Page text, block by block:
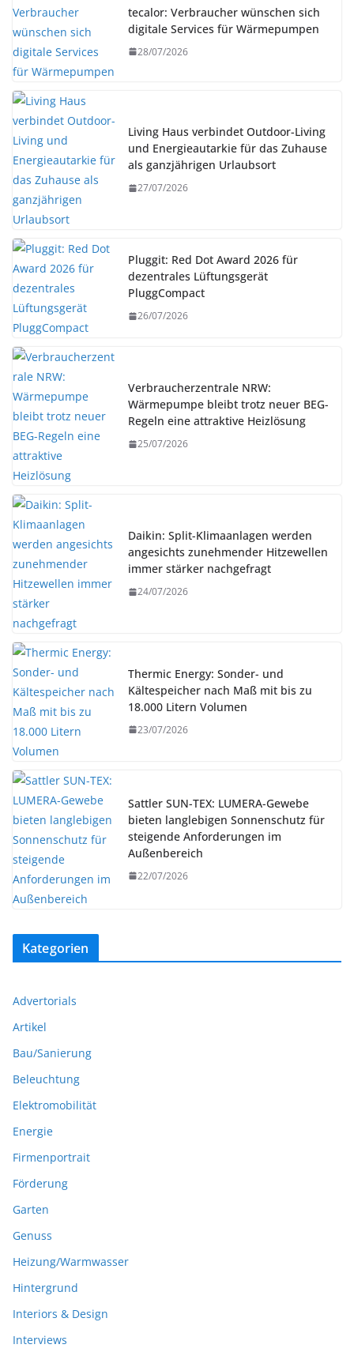
tecalor: Verbraucher wünschen sich
digitale Services für Wärmepumpen
28/07/2026
Living Haus verbindet Outdoor-Living
und Energieautarkie für das Zuhause
als ganzjährigen Urlaubsort
27/07/2026
Pluggit: Red Dot Award 2026 für
dezentrales Lüftungsgerät
PluggCompact
26/07/2026
Verbraucherzentrale NRW:
Wärmepumpe bleibt trotz neuer BEG-
Regeln eine attraktive Heizlösung
25/07/2026
Daikin: Split-Klimaanlagen werden
angesichts zunehmender Hitzewellen
immer stärker nachgefragt
24/07/2026
Thermic Energy: Sonder- und
Kältespeicher nach Maß mit bis zu
18.000 Litern Volumen
23/07/2026
Sattler SUN-TEX: LUMERA-Gewebe
bieten langlebigen Sonnenschutz für
steigende Anforderungen im
Außenbereich
22/07/2026
Kategorien
Advertorials
Artikel
Bau/Sanierung
Beleuchtung
Elektromobilität
Energie
Firmenportrait
Förderung
Garten
Genuss
Heizung/Warmwasser
Hintergrund
Interiors & Design
Interviews